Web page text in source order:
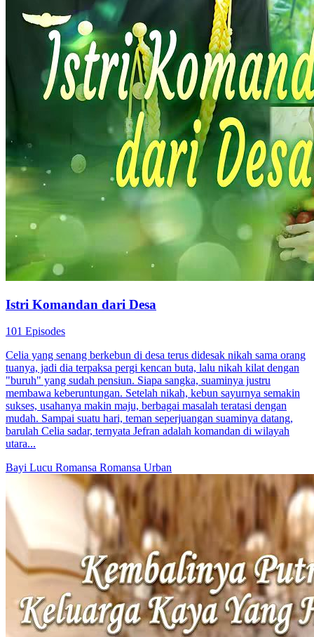
Istri Komandan dari Desa
101 Episodes
Celia yang senang berkebun di desa terus didesak nikah sama orang
tuanya, jadi dia terpaksa pergi kencan buta, lalu nikah kilat dengan
"buruh" yang sudah pensiun. Siapa sangka, suaminya justru
membawa keberuntungan. Setelah nikah, kebun sayurnya semakin
sukses, usahanya makin maju, berbagai masalah teratasi dengan
mudah. Sampai suatu hari, teman seperjuangan suaminya datang,
barulah Celia sadar, ternyata Jefran adalah komandan di wilayah
utara...
Bayi Lucu Romansa Romansa Urban